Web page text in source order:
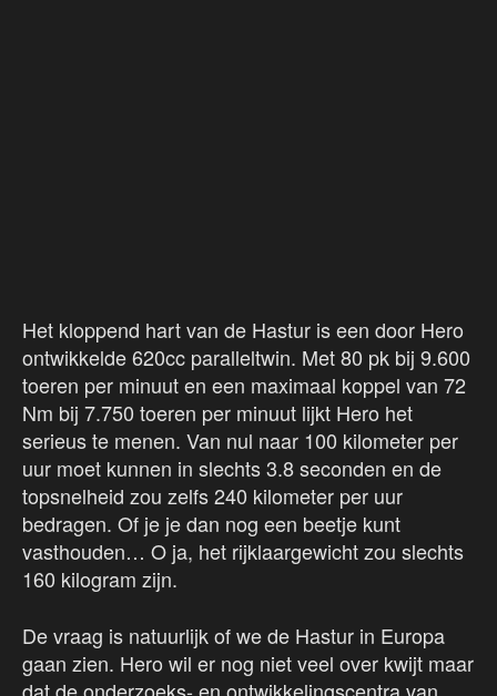
Het kloppend hart van de Hastur is een door Hero
ontwikkelde 620cc paralleltwin. Met 80 pk bij 9.600
toeren per minuut en een maximaal koppel van 72
Nm bij 7.750 toeren per minuut lijkt Hero het
serieus te menen. Van nul naar 100 kilometer per
uur moet kunnen in slechts 3.8 seconden en de
topsnelheid zou zelfs 240 kilometer per uur
bedragen. Of je je dan nog een beetje kunt
vasthouden… O ja, het rijklaargewicht zou slechts
160 kilogram zijn.
De vraag is natuurlijk of we de Hastur in Europa
gaan zien. Hero wil er nog niet veel over kwijt maar
dat de onderzoeks- en ontwikkelingscentra van